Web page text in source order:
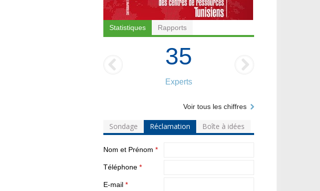
Statistiques Rapports
35
Experts
Voir tous les chiffres
Sondage Réclamation Boîte à idées
Nom et Prénom *
Téléphone *
E-mail *